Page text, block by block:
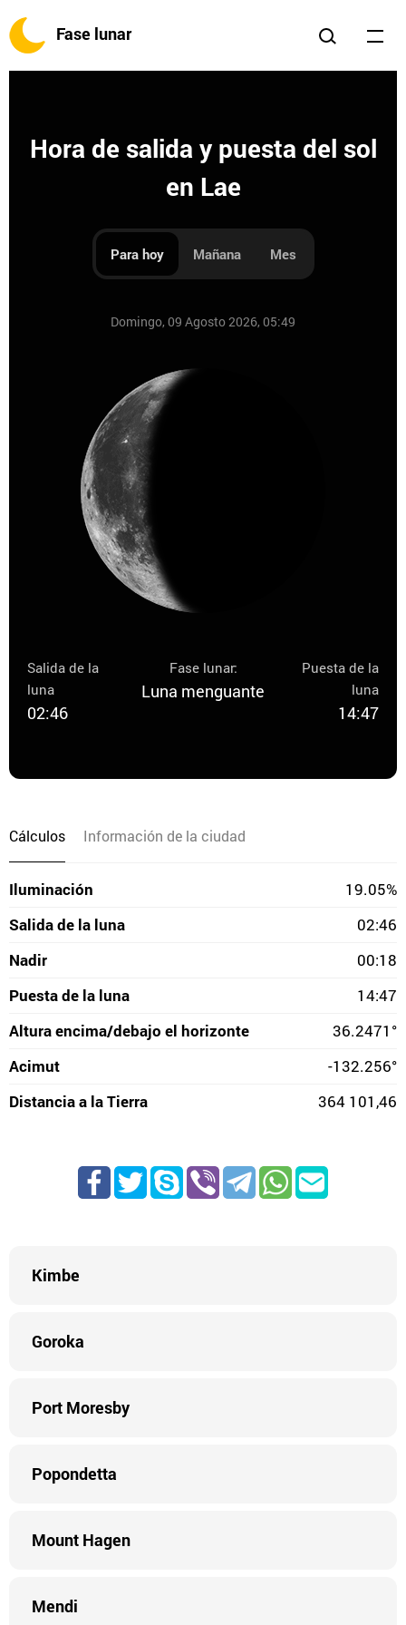
Fase lunar
Hora de salida y puesta del sol
en Lae
Para hoy Mañana Mes
Domingo, 09 Agosto 2026, 05:49
Salida de la
luna
02:46
Fase lunar:
Luna menguante
Puesta de la
luna
14:47
Cálculos Información de la ciudad
Iluminación
19.05%
Salida de la luna
02:46
Nadir
00:18
Puesta de la luna
14:47
Altura encima/debajo el horizonte
36.2471°
Acimut
-132.256°
Distancia a la Tierra
364 101,46
Kimbe
Goroka
Port Moresby
Popondetta
Mount Hagen
Mendi